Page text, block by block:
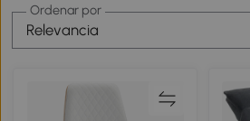
Ordenar por
Relevancia